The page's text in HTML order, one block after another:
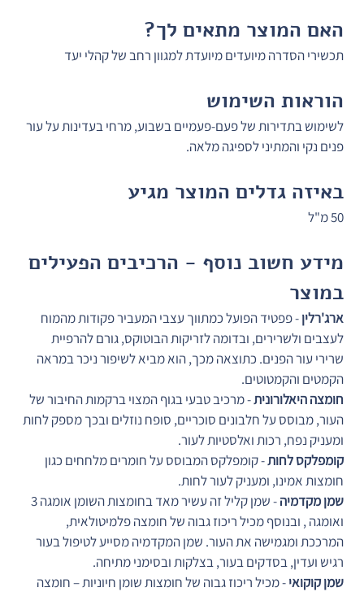
האם המוצר מתאים לך?
תכשירי הסדרה מיועדים מיועדת למגוון רחב של קהלי יעד
הוראות השימוש
לשימוש בתדירות של פעם-פעמיים בשבוע, מרחי בעדינות על עור
פנים נקי והמתיני לספיגה מלאה.
באיזה גדלים המוצר מגיע
50 מ"ל
מידע חשוב נוסף - הרכיבים הפעילים
במוצר
ארג'רלין - פפטיד הפועל כמתווך עצבי המעביר פקודות מהמוח
לעצבים ולשרירים, ובדומה לזריקות הבוטוקס, גורם להרפיית
שרירי עור הפנים. כתוצאה מכך, הוא מביא לשיפור ניכר במראה
הקמטים והקמטוטים.
חומצה היאלורונית - מרכיב טבעי בגוף המצוי ברקמות החיבור של
העור, מבוסס על חלבונים סוכריים, סופח נוזלים ובכך מספק לחות
ומעניק נפח, רכות ואלסטיות לעור.
קומפלקס לחות - קומפלקס המבוסס על חומרים מלחחים כגון
חומצות אמינו, ומעניק לעור לחות.
שמן מקדמיה
- שמן קליל זה עשיר מאד בחומצות השומן אומגה 3
ואומגה , ובנוסף מכיל ריכוז גבוה של חומצה פלמיטולאית,
המרככת ומגמישה את העור. שמן המקדמיה מסייע לטיפול בעור
רגיש ועדין, בסדקים בעור, בצלקות ובסימני מתיחה.
שמן קוקואי - מכיל ריכוז גבוה של חומצות שומן חיוניות – חומצה